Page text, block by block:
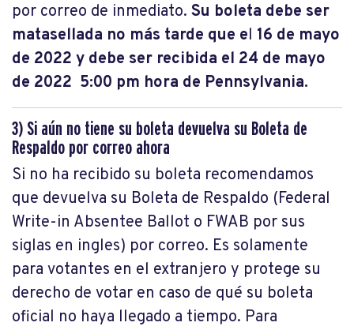
por correo de inmediato. Su boleta debe ser
matasellada no más tarde que el 16 de mayo
de 2022 y debe ser recibida el 24 de mayo
de 2022 5:00 pm hora de Pennsylvania.
3) Si aún no tiene su boleta devuelva su Boleta de
Respaldo por correo ahora
Si no ha recibido su boleta recomendamos
que devuelva su Boleta de Respaldo (Federal
Write-in Absentee Ballot o FWAB por sus
siglas en ingles) por correo. Es solamente
para votantes en el extranjero y protege su
derecho de votar en caso de qué su boleta
oficial no haya llegado a tiempo. Para